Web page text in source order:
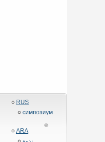
RUS
симпозиум
ARA
©